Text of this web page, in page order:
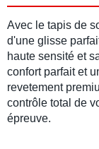
Avec le tapis de
d'une glisse
haute sensité et
confort parfait et
revetement
contrôle total de
épreuve.